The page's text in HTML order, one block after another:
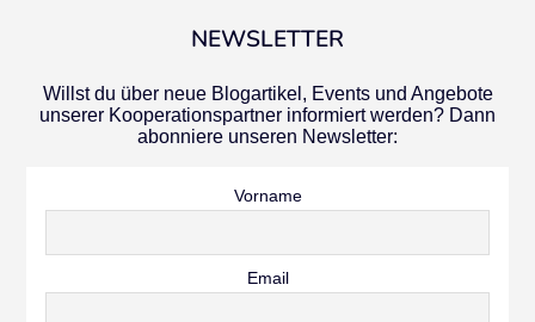
NEWSLETTER
Willst du über neue Blogartikel, Events und Angebote
unserer Kooperationspartner informiert werden? Dann
abonniere unseren Newsletter:
Vorname
Email